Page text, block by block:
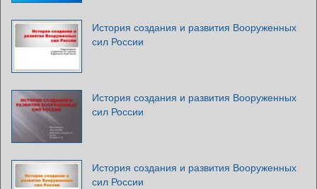
История создания и развития Вооруженных
сил России
История создания и развития Вооруженных
сил России
История создания и развития Вооруженных
сил России